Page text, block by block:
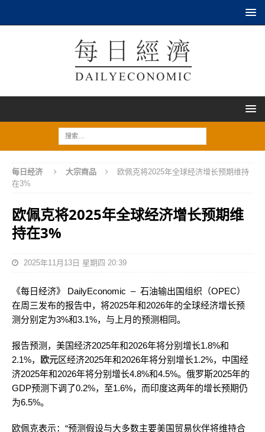
每日经济 大宗商品
欧佩克将2025年全球经济增长预期维持
在3%
欧佩克将2025年全球经济增长预期维
持在3%
2025年11月13日 星期四 20:39
《每日经济》 DailyEconomic – 石油输出国组织（OPEC）
在周三发布的报告中，将2025年和2026年的全球经济增长预
测分别定为3%和3.1%，与上月的预测相同。
报告预测，美国经济2025年和2026年将分别增长1.8%和
2.1%，
欧元区经济2025年和2026年将分别增长1.2%，中国经
济2025年和2026年将分别增长4.8%和4.5%。俄罗斯2025年的
GDP预测下调了0.2%，至1.6%，而印度这两年的增长预期仍
为6.5%。
欧佩克表示：“预测假设与大多数主要美国贸易伙伴将维持合